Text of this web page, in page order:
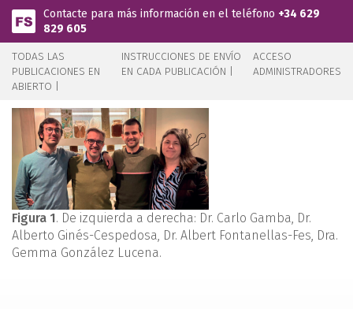
Pasar al contenido principal
Contacte para más información en el teléfono +34 629
829 605
TODAS LAS
PUBLICACIONES EN
ABIERTO |
INSTRUCCIONES DE ENVÍO
EN CADA PUBLICACIÓN |
ACCESO
ADMINISTRADORES
Figura 1. De izquierda a derecha: Dr. Carlo Gamba, Dr.
Alberto Ginés-Cespedosa, Dr. Albert Fontanellas-Fes, Dra.
Gemma González Lucena.